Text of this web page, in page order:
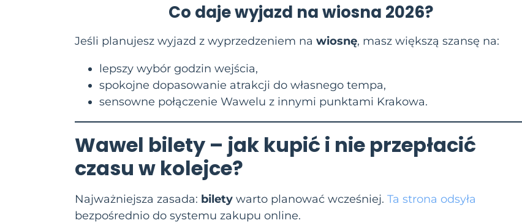
Co daje wyjazd nawiosna 2026?
Jeśli planujesz wyjazd z wyprzedzeniem na wiosnę, masz większą szansę na:
lepszy wybór godzin wejścia,
spokojne dopasowanie atrakcji do własnego tempa,
sensowne połączenie Wawelu z innymi punktami Krakowa.
Wawel bilety – jak kupić i nie przepłacić
czasu w kolejce?
Najważniejsza zasada: bilety warto planować wcześniej. Ta strona odsyła
bezpośrednio do systemu zakupu online.